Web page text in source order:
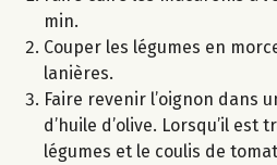
min.
Couper les légumes en
lanières.
Faire revenir l’oignon dans
d’huile d’olive. Lorsqu’il est
légumes et le coulis de